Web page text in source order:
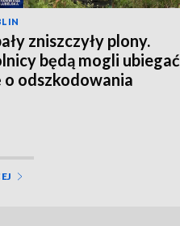
zniszczyły plony.
będą mogli ubiegać
o odszkodowania